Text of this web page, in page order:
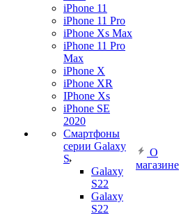
iPhone 11
iPhone 11 Pro
iPhone Xs Max
iPhone 11 Pro
Max
iPhone X
iPhone XR
IPhone Xs
iPhone SE
2020
Смартфоны
серии Galaxy
S
Galaxy
S22
Galaxy
S22
О
магазине